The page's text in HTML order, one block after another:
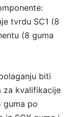
tvrdu SC1 (8
(8 guma
biti
za kvalifikacije
guma po